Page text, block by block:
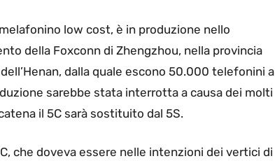
low cost, è in produzione nello
della Foxconn di Zhengzhou, nella provincia
dalla quale escono 50.000 telefonini a
sarebbe stata interrotta a causa dei molti
il 5C sarà sostituito dal 5S.
che doveva essere nelle intenzioni dei vertici di